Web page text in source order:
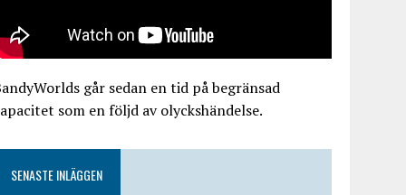
går sedan en tid på begränsad
som en följd av olyckshändelse.
SENASTE INLÄGGEN